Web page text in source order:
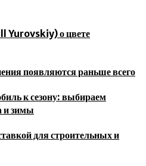
Yurovskiy) о цвете
появляются раньше всего
к сезону: выбираем
и зимы
для строительных и